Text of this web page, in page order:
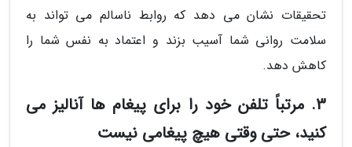
تحقیقات نشان می دهد که روابط ناسالم می تواند به
سلامت روانی شما آسیب بزند و اعتماد به نفس شما را
کاهش دهد.
3. مرتباً تلفن خود را برای پیغام ها آنالیز می
کنید، حتی وقتی هیچ پیغامی نیست